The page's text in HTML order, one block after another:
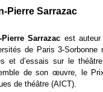
Pierre Sarrazac
Pierre Sarrazac est auteur
de Paris 3-Sorbonne
et d’essais sur le
de son œuvre, le
de théâtre (AICT).